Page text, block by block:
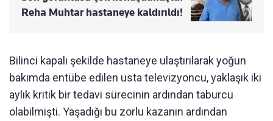
Reha Muhtar hastaneye kaldırıldı!
Bilinci kapalı şekilde hastaneye ulaştırılarak yoğun
bakımda entübe edilen usta televizyoncu, yaklaşık iki
aylık kritik bir tedavi sürecinin ardından taburcu
olabilmişti. Yaşadığı bu zorlu kazanın ardından